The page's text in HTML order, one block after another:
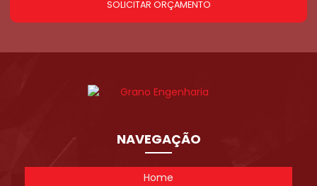
SOLICITAR ORÇAMENTO
NAVEGAÇÃO
Home